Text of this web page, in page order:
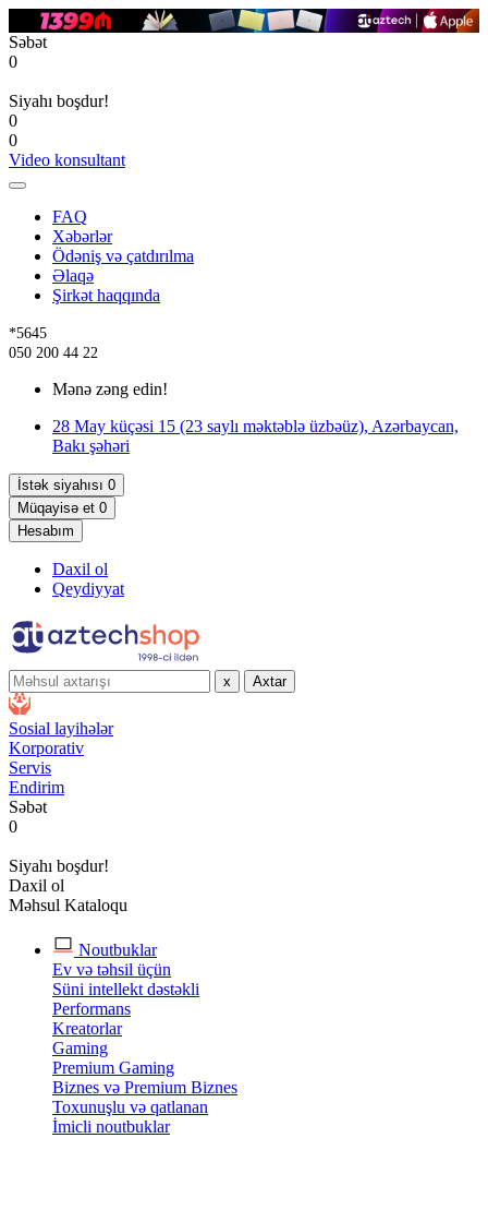
Səbət
0
Siyahı boşdur!
0
0
Video konsultant
FAQ
Xəbərlər
Ödəniş və çatdırılma
Əlaqə
Şirkət haqqında
*5645
050 200 44 22
Mənə zəng edin!
28 May küçəsi 15 (23 saylı məktəblə üzbəüz), Azərbaycan,
Bakı şəhəri
İstək siyahısı 0
Müqayisə et 0
Hesabım
Daxil ol
Qeydiyyat
x Axtar
Sosial layihələr
Korporativ
Servis
Endirim
Səbət
0
Siyahı boşdur!
Daxil ol
Məhsul Kataloqu
Noutbuklar
Ev və təhsil üçün
Süni intellekt dəstəkli
Performans
Kreatorlar
Gaming
Premium Gaming
Biznes və Premium Biznes
Toxunuşlu və qatlanan
İmicli noutbuklar